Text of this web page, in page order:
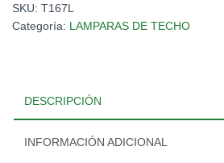
SKU: T167L
Categoría: LAMPARAS DE TECHO
DESCRIPCIÓN
INFORMACIÓN ADICIONAL